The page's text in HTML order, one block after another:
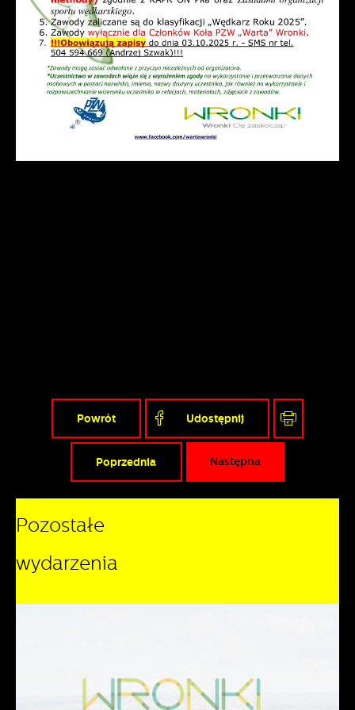
Powrót Udostępnij
Poprzednia Następna
Pozostałe
wydarzenia